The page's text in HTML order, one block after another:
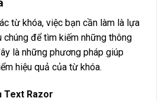
từ khóa, việc bạn cần làm là lựa
chúng để tìm kiếm những thông
là những phương pháp giúp
hiệu quả của từ khóa.
Text Razor